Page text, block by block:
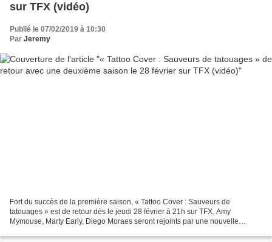
sur TFX (vidéo)
Publié le 07/02/2019 à 10:30
Par Jeremy
Fort du succès de la première saison, « Tattoo Cover : Sauveurs de
tatouages » est de retour dès le jeudi 28 février à 21h sur TFX. Amy
Mymouse, Marty Early, Diego Moraes seront rejoints par une nouvelle